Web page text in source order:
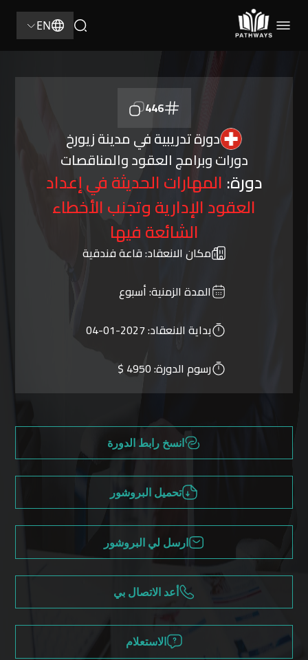
EN
446
دورة تدريبية في مدينة زيورخ
دورات وبرامج العقود والمناقصات
دورة: المهارات الحديثة في إعداد
العقود الإدارية وتجنب الأخطاء
الشائعة فيها
مكان الانعقاد:قاعة فندقية
المدة الزمنية:أسبوع
بداية الانعقاد:2027-01-04
رسوم الدورة:4950 $
انسخ رابط الدورة
تحميل البروشور
ارسل لي البروشور
أعد الاتصال بي
الاستعلام